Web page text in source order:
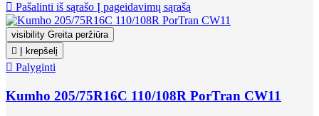
 Pašalinti iš sąrašo Į pageidavimų sąrašą
visibility Greita peržiūra

Į krepšelį
 Palyginti
Kumho 205/75R16C 110/108R PorTran CW11